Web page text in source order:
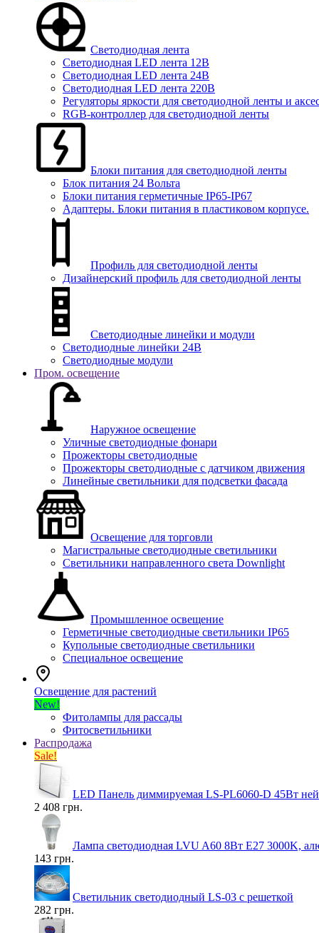
Светодиодная лента
Светодиодная LED лента 12В
Светодиодная LED лента 24В
Светодиодная LED лента 220В
Регуляторы яркости для светодиодной ленты и
RGB-контроллер для светодиодной ленты
Блоки питания для светодиодной ленты
Блок питания 24 Вольта
Блоки питания герметичные IP65-IP67
Адаптеры. Блоки питания в пластиковом корпусе.
Профиль для светодиодной ленты
Дизайнерский профиль для светодиодной ленты
Светодиодные линейки и модули
Светодиодные линейки 24В
Светодиодные модули
Пром. освещение
Наружное освещение
Уличные светодиодные фонари
Прожекторы светодиодные
Прожекторы светодиодные с датчиком движения
Линейные светильники для подсветки фасада
Освещение для торговли
Магистральные светодиодные светильники
Светильники направленного света Downlight
Промышленное освещение
Герметичные светодиодные светильники IP65
Купольные светодиодные светильники
Специальное освещение
Освещение для растений
New!
Фитолампы для рассады
Фитосветильники
Распродажа
Sale!
LED Панель диммируемая LS-PL6060-D 45Вт
2 408 грн.
Лампа светодиодная LVU A60 8Вт E27 3000K,
143 грн.
Светильник светодиодный LS-03 с решеткой
282 грн.